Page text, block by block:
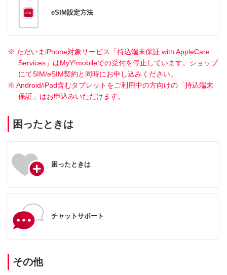
eSIM設定方法
※ ただいまiPhone対象サービス「持込端末保証 with AppleCare
Services」はMyY!mobileでの受付を停止しています。ショップ
にてSIM/eSIM契約と同時にお申し込みください。
※ Android/iPad含むタブレットをご利用中の方向けの「持込端末
保証」はお申込みいただけます。
困ったときは
困ったときは
チャットサポート
その他